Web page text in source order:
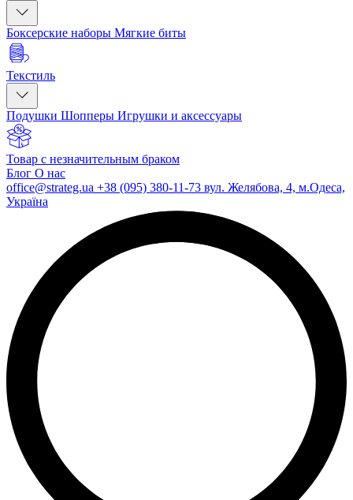
Боксерские наборы Мягкие биты
Текстиль
Подушки Шопперы Игрушки и аксессуары
Товар с незначительным браком
Блог О нас
office@strateg.ua +38 (095) 380-11-73 вул. Желябова, 4, м.Одеса,
Україна